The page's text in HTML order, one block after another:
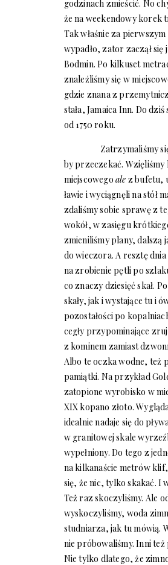
godzinach zmieścić. No
że na weekendowy korek
Tak właśnie za
wypadło, zator zaczął
Bodmin. Po kilkuset
znaleźliśmy się w
gdzie znana z
stała, Jamaica Inn. Do
od 1750 roku.
Zatrzymaliśmy
by przeczekać. Wzięliśmy
miejscowego ale z bufetu,
ławie i wyciągnęli na stół
zdaliśmy sobie sprawę z
wokół, w zasięgu
zmieniliśmy plany, dalszą
do wieczora. A resztę
na zrobienie pętli po
co znaczy dziesięć skał.
skały, jak i wystające tu i
pozostałości po
cegły przypominające
z kominem zamiast
Albo te oczka wodne, też
pamiątki. Na przykład
zatopione wyrobisko w
XIX kopano złoto.
idealnie nadaje się do
w granitowej skale
wypełniony. Do tego z
na kilkanaście metrów
się, że nic, tylko skakać. I
Też raz skoczyliśmy. Ale
wyskoczyliśmy, woda
studniarza, jak tu mówią.
nie próbowaliśmy. Inni
Nie tylko dlatego, że